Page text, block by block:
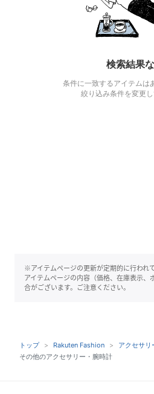
検索結果
条件に一致するアイテムは
絞り込み条件を変更
※アイテムページの更新が定期的に行われ
アイテムページの内容（価格、在庫表示
合がございます。ご注意ください。
トップ Rakuten Fashion
アクセサリ
その他のアクセサリー・腕時計